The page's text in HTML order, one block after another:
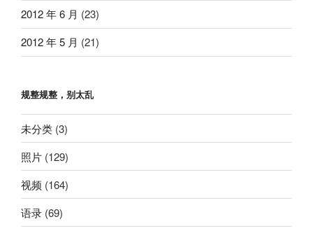
2012 年 6 月 (23)
2012 年 5 月 (21)
规整规整，别太乱
未分类 (3)
照片 (129)
视频 (164)
语录 (69)